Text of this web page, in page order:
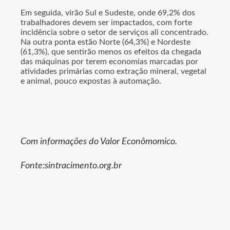
Em seguida, virão Sul e Sudeste, onde 69,2% dos
trabalhadores devem ser impactados, com forte
incidência sobre o setor de serviços ali concentrado.
Na outra ponta estão Norte (64,3%) e Nordeste
(61,3%), que sentirão menos os efeitos da chegada
das máquinas por terem economias marcadas por
atividades primárias como extração mineral, vegetal
e animal, pouco expostas à automação.
Com informações do Valor Econômomico.
Fonte:sintracimento.org.br